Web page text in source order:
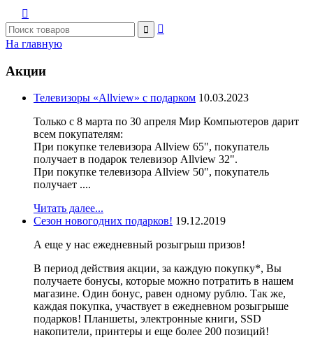



На главную
Акции
Телевизоры «Allview» с подарком 10.03.2023
Только с 8 марта по 30 апреля Мир Компьютеров дарит
всем покупателям:
При покупке телевизора Allview 65", покупатель
получает в подарок телевизор Allview 32".
При покупке телевизора Allview 50", покупатель
получает ....
Читать далее...
Сезон новогодних подарков! 19.12.2019
А еще у нас ежедневный розыгрыш призов!
В период действия акции, за каждую покупку*, Вы
получаете бонусы, которые можно потратить в нашем
магазине. Один бонус, равен одному рублю. Так же,
каждая покупка, участвует в ежедневном розыгрыше
подарков! Планшеты, электронные книги, SSD
накопители, принтеры и еще более 200 позиций!